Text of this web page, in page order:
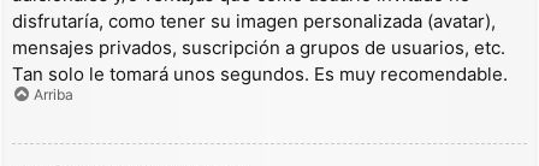
disfrutaría, como tener su imagen personalizada (avatar),
mensajes privados, suscripción a grupos de usuarios, etc.
Tan solo le tomará unos segundos. Es muy recomendable.
Arriba